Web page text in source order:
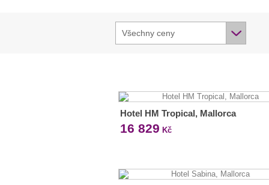
Všechny ceny
Hotel HM Tropical, Mallorca
16 829 Kč